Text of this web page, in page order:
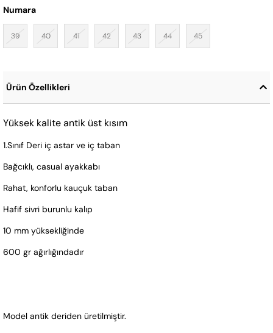
Numara
39 40 41 42 43 44 45
Ürün Özellikleri
Yüksek kalite antik üst kısım
1.Sınıf Deri iç astar ve iç taban
Bağcıklı, casual ayakkabı
Rahat, konforlu kauçuk taban
Hafif sivri burunlu kalıp
10 mm yüksekliğinde
600 gr ağırlığındadır
Model antik deriden üretilmiştir.